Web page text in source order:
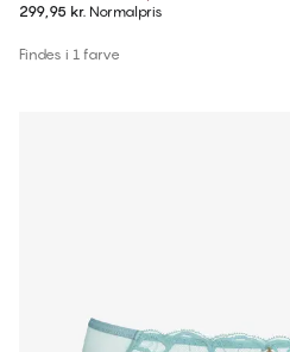
299,95 kr. Normalpris
Findes i 1 farve